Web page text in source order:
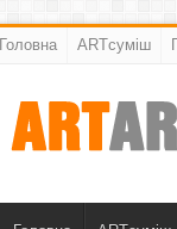
Головна ARTсуміш